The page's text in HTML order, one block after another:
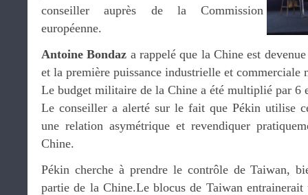
conseiller auprès de la Commission
européenne.
Antoine Bondaz a rappelé que la Chine est
et la première puissance industrielle et commerciale
Le budget militaire de la Chine a été multiplié par 6
Le conseiller a alerté sur le fait que Pékin utilise
une relation asymétrique et revendiquer
Chine.
Pékin cherche à prendre le contrôle de Taiwan,
partie de la Chine.Le blocus de Taiwan